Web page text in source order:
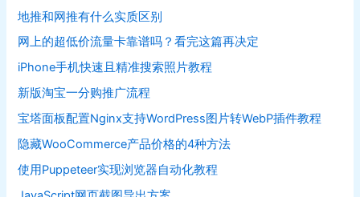
地推和网推有什么实质区别
网上的超低价流量卡靠谱吗？看完这篇再决定
iPhone手机快速且精准搜索照片教程
新版淘宝一分购推广流程
宝塔面板配置Nginx支持WordPress图片转WebP插件教程
隐藏WooCommerce产品价格的4种方法
使用Puppeteer实现浏览器自动化教程